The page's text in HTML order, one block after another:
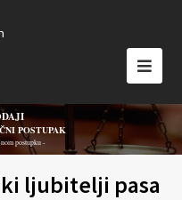
POSTUPAK
postupku -
ljubitelji pasa